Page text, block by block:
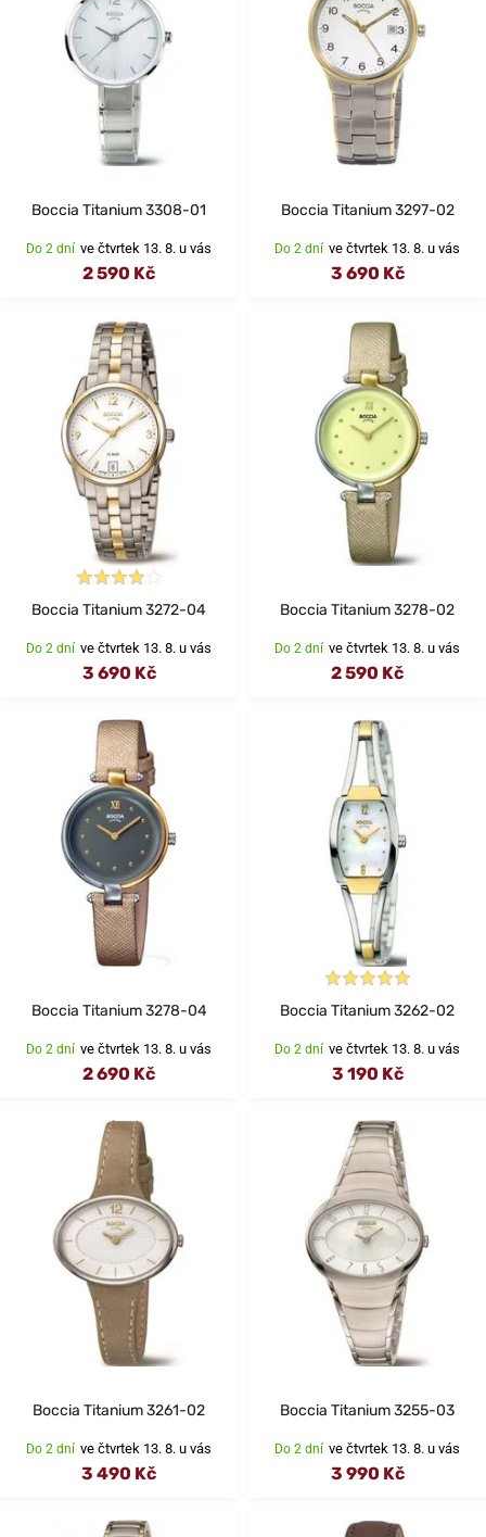
Boccia Titanium 3308-01
Do 2 dní ve čtvrtek 13. 8. u vás
2 590 Kč
Boccia Titanium 3297-02
Do 2 dní ve čtvrtek 13. 8. u vás
3 690 Kč
Boccia Titanium 3272-04
Do 2 dní ve čtvrtek 13. 8. u vás
3 690 Kč
Boccia Titanium 3278-02
Do 2 dní ve čtvrtek 13. 8. u vás
2 590 Kč
Boccia Titanium 3278-04
Do 2 dní ve čtvrtek 13. 8. u vás
2 690 Kč
Boccia Titanium 3262-02
Do 2 dní ve čtvrtek 13. 8. u vás
3 190 Kč
Boccia Titanium 3261-02
Do 2 dní ve čtvrtek 13. 8. u vás
3 490 Kč
Boccia Titanium 3255-03
Do 2 dní ve čtvrtek 13. 8. u vás
3 990 Kč